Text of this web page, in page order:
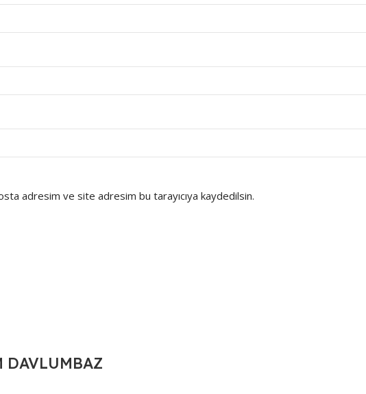
adresim ve site adresim bu tarayıcıya kaydedilsin.
DAVLUMBAZ